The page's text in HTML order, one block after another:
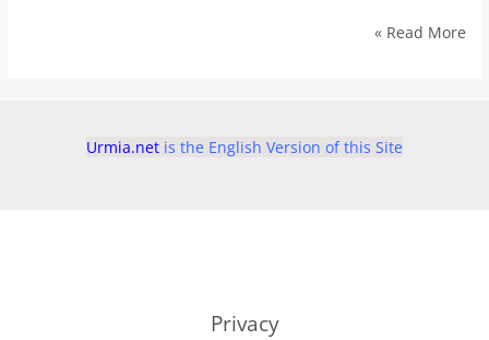
فواید
Read More »
Urmia.net is the English Version of this Site
Privacy